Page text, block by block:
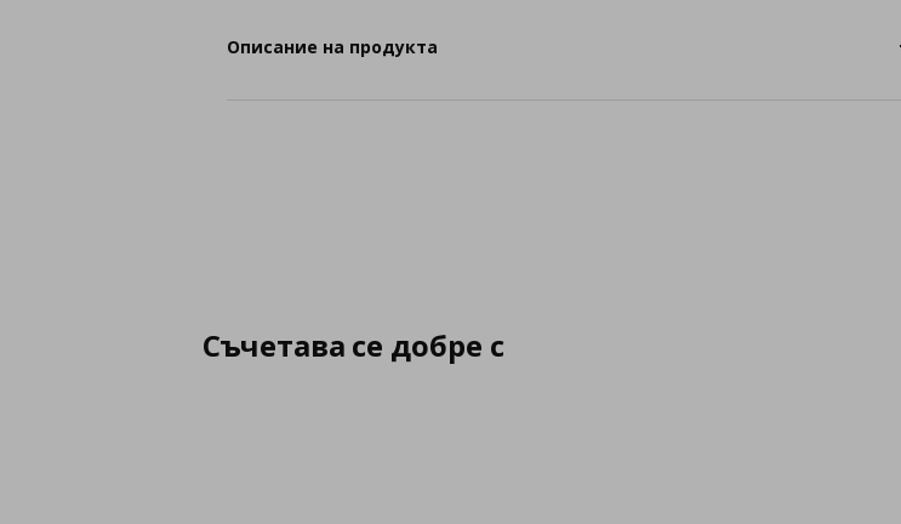
Описание на продукта
Съчетава се добре с